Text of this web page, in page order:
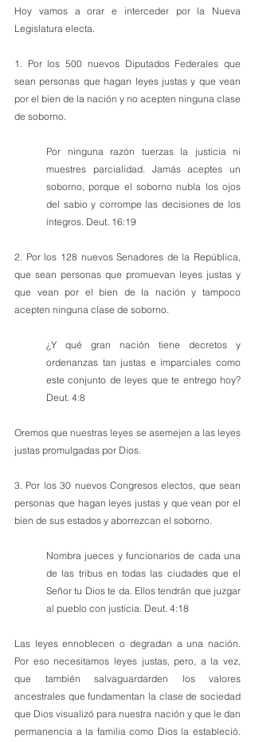
Hoy vamos a orar e interceder por la Nueva
Legislatura electa.
1. Por los 500 nuevos Diputados Federales que
sean personas que hagan leyes justas y que vean
por el bien de la nación y no acepten ninguna clase
de soborno.
Por ninguna razón tuerzas la justicia ni
muestres parcialidad. Jamás aceptes un
soborno, porque el soborno nubla los ojos
del sabio y corrompe las decisiones de los
íntegros. Deut. 16:19
2. Por los 128 nuevos Senadores de la República,
que sean personas que promuevan leyes justas y
que vean por el bien de la nación y tampoco
acepten ninguna clase de soborno.
¿Y qué gran nación tiene decretos y
ordenanzas tan justas e imparciales como
este conjunto de leyes que te entrego hoy?
Deut. 4:8
Oremos que nuestras leyes se asemejen a las leyes
justas promulgadas por Dios.
3. Por los 30 nuevos Congresos electos, que sean
personas que hagan leyes justas y que vean por el
bien de sus estados y aborrezcan el soborno.
Nombra jueces y funcionarios de cada una
de las tribus en todas las ciudades que el
Señor tu Dios te da. Ellos tendrán que juzgar
al pueblo con justicia. Deut. 4:18
Las leyes ennoblecen o degradan a una nación.
Por eso necesitamos leyes justas, pero, a la vez,
que también salvaguardarden los valores
ancestrales que fundamentan la clase de sociedad
que Dios visualizó para nuestra nación y que le dan
permanencia a la familia como Dios la estableció.